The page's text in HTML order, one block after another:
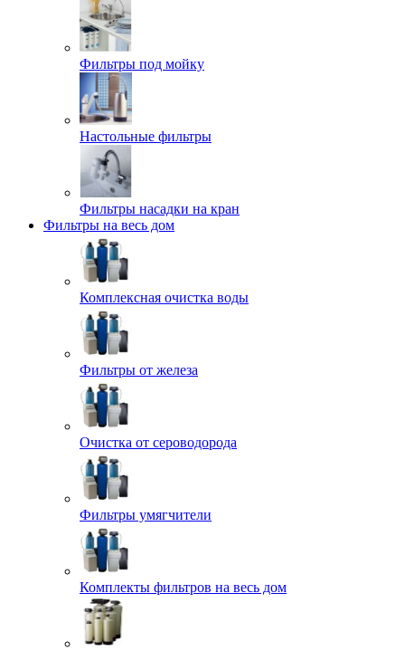
Фильтры под мойку
Настольные фильтры
Фильтры насадки на кран
Фильтры на весь дом
Комплексная очистка воды
Фильтры от железа
Очистка от сероводорода
Фильтры умягчители
Комплекты фильтров на весь дом